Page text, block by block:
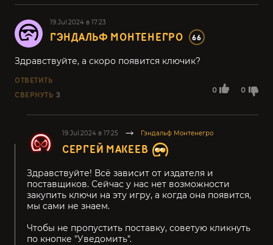
19.Jul.2024 в 17:23
ГЭНДАЛЬФ МОНТЕНЕГРО 66
0 0
Здравствуйте, а скоро появится ключик?
ОТВЕТИТЬ
СВЕРНУТЬ 3
19.Jul.2024 в 17:25 Гэндальф Монтенегро
СЕРГЕЙ МАКЕЕВ
Здравствуйте! Всё зависит от издателя и
поставщиков. Сейчас у нас нет возможности
закупить ключи на эту игру, а когда она появится,
мы сами не знаем.
Чтобы не пропустить поставку, советую кликнуть
по кнопке "Уведомить".